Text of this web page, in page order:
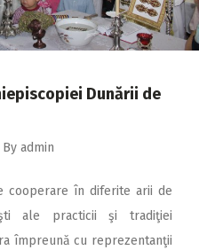
Dunării de
By admin
cooperare în diferite arii de
ale practicii şi tradiţiei
împreună cu reprezentanţii